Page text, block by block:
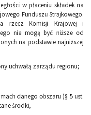
w płaceniu składek na
Funduszu Strajkowego.
rzecz Komisji Krajowej i
nie mogą być niższe od
na podstawie najniższej
uchwałą zarządu regionu;
danego obszaru (§ 5 ust.
środki,